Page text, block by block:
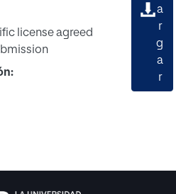
license agreed
a
r
g
a
r